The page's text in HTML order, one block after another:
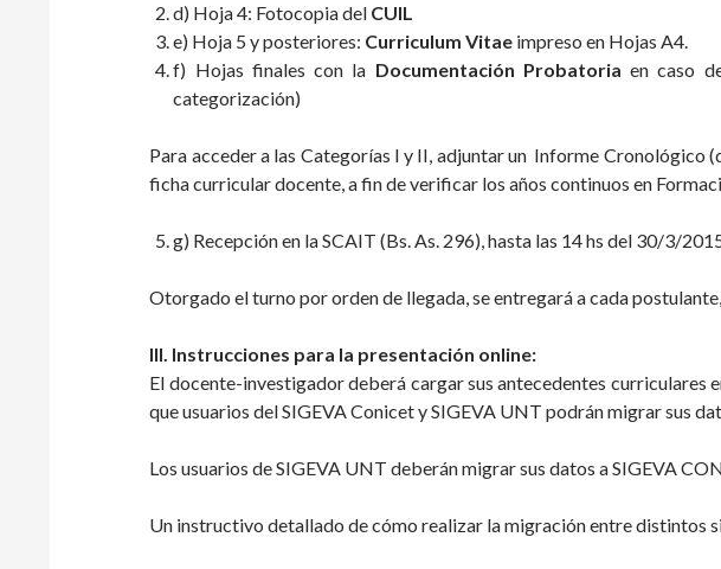
d) Hoja 4: Fotocopia del CUIL
e) Hoja 5 y posteriores: Curriculum Vitae impreso en Hojas A4.
f) Hojas finales con la Documentación Probatoriaen caso
categorización)
Para acceder a las Categorías I y II, adjuntar un Informe Cronológico
ficha curricular docente, a fin de verificar los años continuos en
g) Recepción en la SCAIT (Bs. As. 296), hasta las 14 hs del 30/3/
Otorgado el turno por orden de llegada, se entregará a cada
III. Instrucciones para la presentación online:
El docente-investigador deberá cargar sus antecedentes curriculares
que usuarios del SIGEVA Conicet y SIGEVA UNT podrán migrar sus
Los usuarios de SIGEVA UNT deberán migrar sus datos a SIGEVA
Un instructivo detallado de cómo realizar la migración entre distintos